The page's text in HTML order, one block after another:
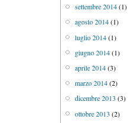
settembre 2014(1)
agosto 2014(1)
luglio 2014(1)
giugno 2014(1)
aprile 2014(3)
marzo 2014(2)
dicembre 2013 (3)
ottobre 2013 (2)